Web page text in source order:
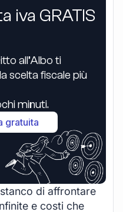
iva GRATIS
all’Albo ti
scelta fiscale più
minuti.
gratuita
di affrontare
e costi che